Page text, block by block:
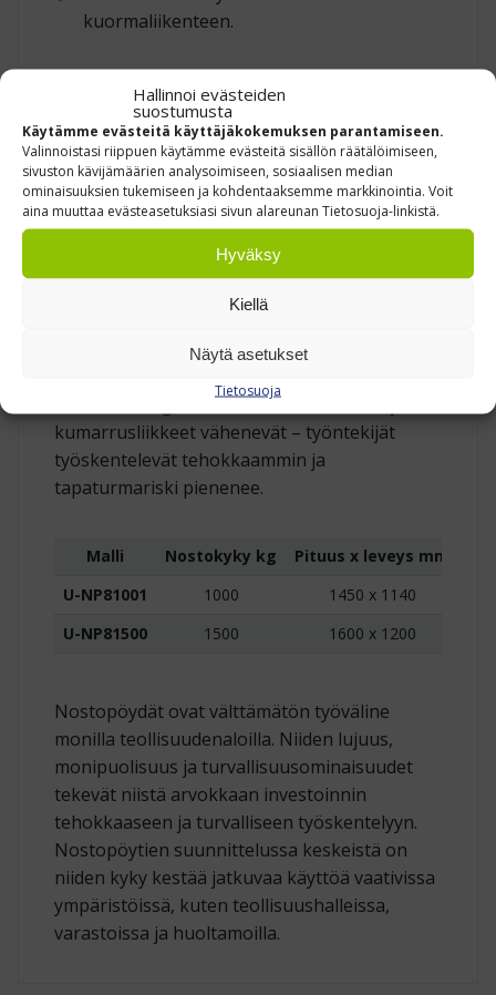
Hallinnoi evästeiden
suostumusta
Käytämme evästeitä käyttäjäkokemuksen parantamiseen.
Valinnoistasi riippuen käytämme evästeitä sisällön räätälöimiseen,
sivuston kävijämäärien analysoimiseen, sosiaalisen median
ominaisuuksien tukemiseen ja kohdentaaksemme markkinointia. Voit
aina muuttaa evästeasetuksiasi sivun alareunan Tietosuoja-linkistä.
Hyväksy
Kiellä
Näytä asetukset
Tietosuoja
kuormaliikenteen.
TEKNISET PÄÄKOHDAT
Kaikki U‑malliset pöydät toimivat 3‑vaihe, 380 V
/ 16 A sähköllä. Ohjaus on matalajännitteinen
(< 24 V) ja ylikuormitussuojattu.
Hydrauliyksikkö on helppo huoltaa, ja
mekaaninen huoltotuki lukitsee pöydän
turvallisesti huoltotoimenpiteiden ajaksi.
kokoonpanolinjoilla, pakkaus‑ ja
nostetaan ergonomiselle tasolle, nosto‑ ja
kumarrusliikkeet vähenevät – työntekijät
työskentelevät tehokkaammin ja
tapaturmariski pienenee.
Malli Nostokyky kg Pituus x leveys mm
U-NP81001
1000
1450 x 1140
U-NP81500
1500 1600 x 1200
Nostopöydät ovat välttämätön työväline
monilla teollisuudenaloilla. Niiden lujuus,
monipuolisuus ja turvallisuusominaisuudet
tekevät niistä arvokkaan investoinnin
tehokkaaseen ja turvalliseen työskentelyyn.
Nostopöytien suunnittelussa keskeistä on
niiden kyky kestää jatkuvaa käyttöä vaativissa
ympäristöissä, kuten teollisuushalleissa,
varastoissa ja huoltamoilla.